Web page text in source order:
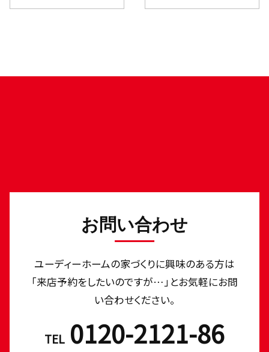
お問い合わせ
ユーディーホームの家づくりに興味のある⽅は
「来店予約をしたいのですが…」とお気軽にお問
い合わせください。
TEL 0120-2121-86